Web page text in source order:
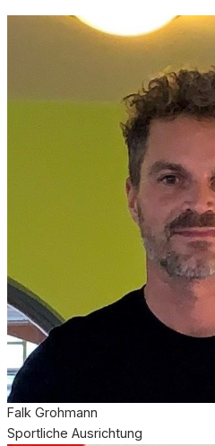
Falk Grohmann
Sportliche Ausrichtung